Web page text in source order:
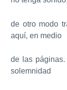
de otro modo
aquí, en medio
de las
solemnidad